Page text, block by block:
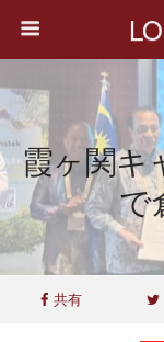
霞ヶ関キ
で
共有